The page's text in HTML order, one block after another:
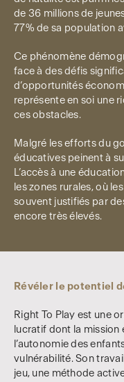
de 36 millions de
77% de sa population
Ce phénomène
face à des défis
d’opportunités
représente en soi une
ces obstacles.
Malgré les efforts du
éducatives peinent à
L’accès à une
les zones rurales, où
souvent justifiés par
encore très élevés.
Révéler le potentiel
Right To Play est une
lucratif dont la
l’autonomie des
vulnérabilité. Son
jeu, une méthode